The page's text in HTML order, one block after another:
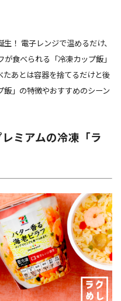
！ 電子レンジで温めるだけ、
食べられる「冷凍カップ飯」
あとは容器を捨てるだけと後
」の特徴やおすすめのシーン
ミアムの冷凍「ラ